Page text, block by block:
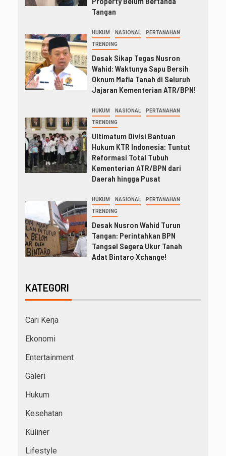
Tangan
HUKUM NASIONAL PERTANAHAN
TRENDING
Desak Sikap Tegas Nusron
Wahid: Waktunya Sapu Bersih
Oknum Mafia Tanah di Seluruh
Jajaran Kementerian ATR/BPN!
HUKUM NASIONAL PERTANAHAN
TRENDING
Ultimatum Divisi Bantuan
Hukum KTR Indonesia: Tuntut
Reformasi Total Tubuh
Kementerian ATR/BPN dari
Daerah hingga Pusat
HUKUM NASIONAL PERTANAHAN
TRENDING
Desak Nusron Wahid Turun
Tangan: Perintahkan BPN
Tangsel Segera Ukur Tanah
Adat Bintaro Xchange!
KATEGORI
Cari Kerja
Ekonomi
Entertainment
Galeri
Hukum
Kesehatan
Kuliner
Lifestyle